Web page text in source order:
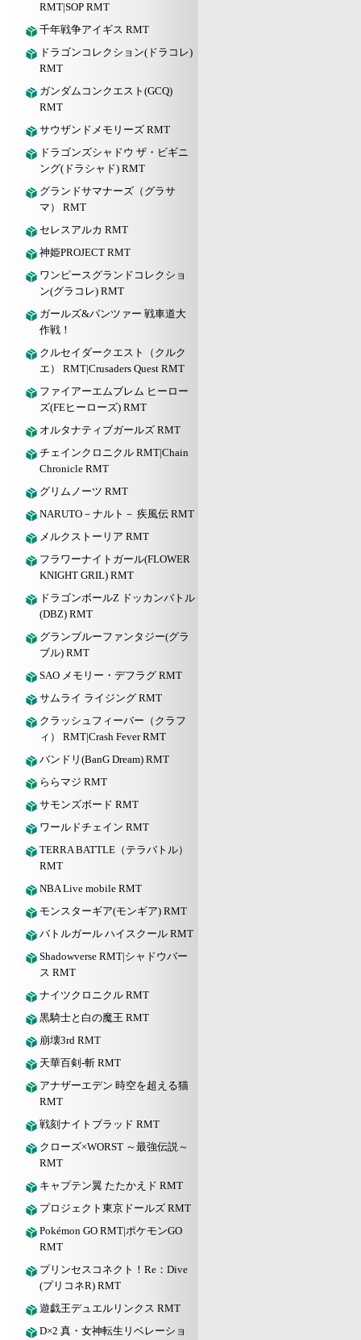
RMT|SOP RMT
千年戦争アイギス RMT
ドラゴンコレクション(ドラコレ)
RMT
ガンダムコンクエスト(GCQ)
RMT
サウザンドメモリーズ RMT
ドラゴンズシャドウ ザ・ビギニ
ング(ドラシャド) RMT
グランドサマナーズ（グラサ
マ） RMT
セレスアルカ RMT
神姫PROJECT RMT
ワンピースグランドコレクショ
ン(グラコレ) RMT
ガールズ&パンツァー 戦車道大
作戦！
クルセイダークエスト（クルク
エ） RMT|Crusaders Quest RMT
ファイアーエムブレム ヒーロー
ズ(FEヒーローズ) RMT
オルタナティブガールズ RMT
チェインクロニクル RMT|Chain
Chronicle RMT
グリムノーツ RMT
NARUTO－ナルト－ 疾風伝 RMT
メルクストーリア RMT
フラワーナイトガール(FLOWER
KNIGHT GRIL) RMT
ドラゴンボールZ ドッカンバトル
(DBZ) RMT
グランブルーファンタジー(グラ
ブル) RMT
SAO メモリー・デフラグ RMT
サムライ ライジング RMT
クラッシュフィーバー（クラフ
ィ） RMT|Crash Fever RMT
バンドリ(BanG Dream) RMT
ららマジ RMT
サモンズボード RMT
ワールドチェイン RMT
TERRA BATTLE（テラバトル）
RMT
NBA Live mobile RMT
モンスターギア(モンギア) RMT
バトルガール ハイスクール RMT
Shadowverse RMT|シャドウバー
ス RMT
ナイツクロニクル RMT
黒騎士と白の魔王 RMT
崩壊3rd RMT
天華百剣-斬 RMT
アナザーエデン 時空を超える猫
RMT
戦刻ナイトブラッド RMT
クローズ×WORST ～最強伝説～
RMT
キャプテン翼 たたかえド RMT
プロジェクト東京ドールズ RMT
Pokémon GO RMT|ポケモンGO
RMT
プリンセスコネクト！Re：Dive
(プリコネR) RMT
遊戯王デュエルリンクス RMT
D×2 真・女神転生リベレーショ